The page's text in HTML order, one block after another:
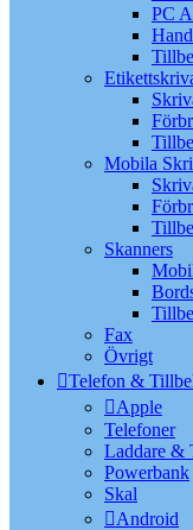
PC
Mobila
Skanners
Fax
Övrigt
Telefon &
Apple
Telefoner
Laddare &
Powerbank
Skal
Android